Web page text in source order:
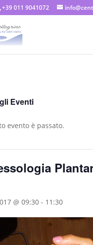
+39 011 9041072
Eventi
evento è passato.
@ 09:30- 11:30